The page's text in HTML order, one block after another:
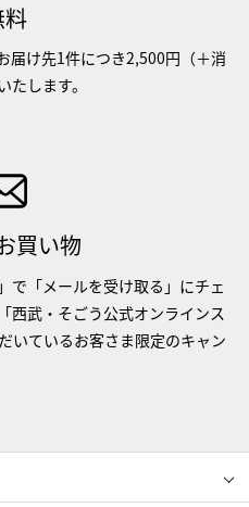
料
届け先1件につき2,500円（＋消
します。
買い物
で「メールを受け取る」にチェ
西武・そごう公式オンラインス
いているお客さま限定のキャン